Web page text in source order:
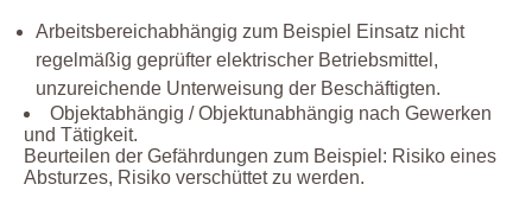
Arbeitsbereichabhängig zum Beispiel Einsatz nicht
regelmäßig geprüfter elektrischer Betriebsmittel,
unzureichende Unterweisung der Beschäftigten.
Objektabhängig / Objektunabhängig nach Gewerken
und Tätigkeit.
Beurteilen der Gefährdungen zum Beispiel: Risiko eines
Absturzes, Risiko verschüttet zu werden.